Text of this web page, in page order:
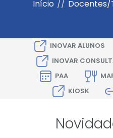
Início // Docentes/
INOVAR ALUNOS
INOVAR
PAA
KIOSK